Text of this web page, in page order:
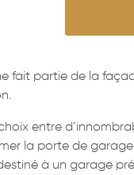
fait partie de la
entre
la porte de
à un garage